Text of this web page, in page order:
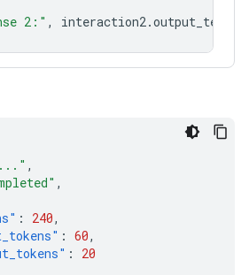
2:" , interaction2.output_text
,
,
: 240,
: 60,
:
20